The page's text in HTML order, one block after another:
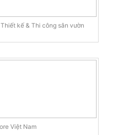
kế & Thi công sân vườn
Việt Nam